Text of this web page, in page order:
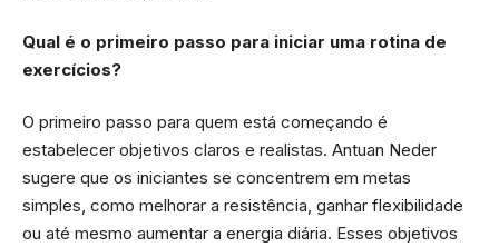
Qual é o primeiro passo para iniciar uma rotina de
exercícios?
O primeiro passo para quem está começando é
estabelecer objetivos claros e realistas. Antuan Neder
sugere que os iniciantes se concentrem em metas
simples, como melhorar a resistência, ganhar flexibilidade
ou até mesmo aumentar a energia diária. Esses objetivos